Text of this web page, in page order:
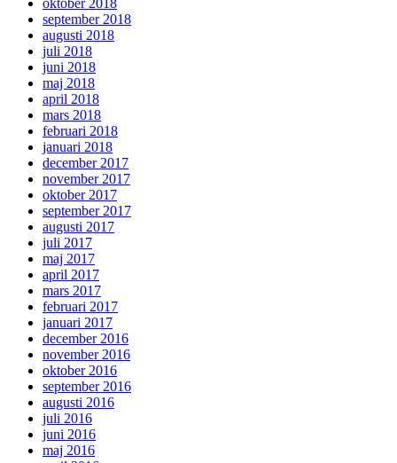
september 2018
augusti 2018
juli 2018
juni 2018
maj 2018
april 2018
mars 2018
februari 2018
januari 2018
december 2017
november 2017
oktober 2017
september 2017
augusti 2017
juli 2017
maj 2017
april 2017
mars 2017
februari 2017
januari 2017
december 2016
november 2016
oktober 2016
september 2016
augusti 2016
juli 2016
juni 2016
maj 2016